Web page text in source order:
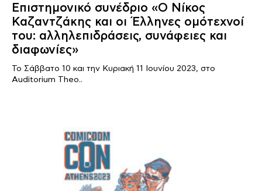
Επιστημονικό συνέδριο «Ο Νίκος
Καζαντζάκης και οι Έλληνες ομότεχνοί
του: αλληλεπιδράσεις, συνάφειες και
διαφωνίες»
Το Σάββατο 10 και την Κυριακή 11 Ιουνίου 2023, στο
Auditorium Theo..